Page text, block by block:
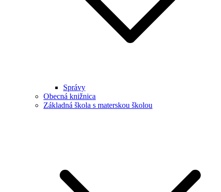
Správy
Obecná knižnica
Základná škola s materskou školou